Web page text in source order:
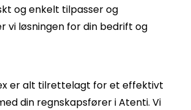
og enkelt tilpasser og
vi løsningen for din bedrift og
er alt tilrettelagt for et effektivt
din regnskapsfører i Atenti. Vi